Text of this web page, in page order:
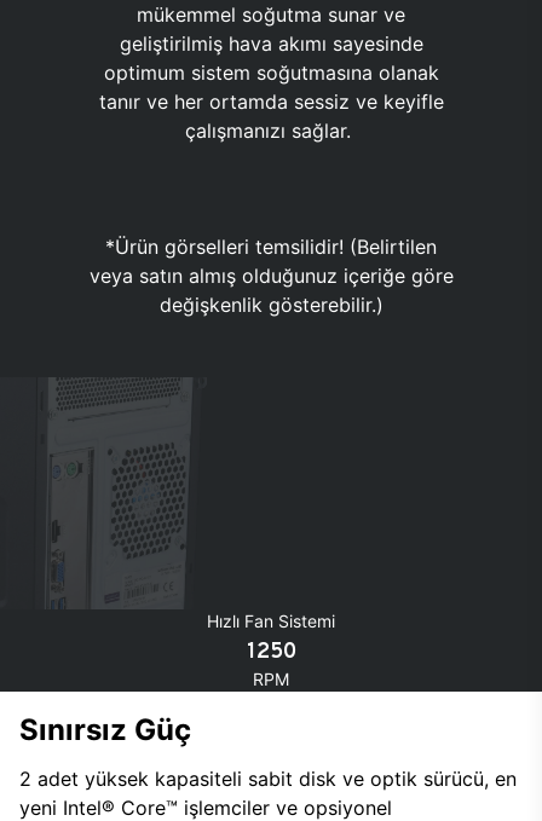
mükemmel soğutma sunar ve
geliştirilmiş hava akımı sayesinde
optimum sistem soğutmasına olanak
tanır ve her ortamda sessiz ve keyifle
çalışmanızı sağlar.
*Ürün görselleri temsilidir! (Belirtilen
veya satın almış olduğunuz içeriğe göre
değişkenlik gösterebilir.)
Hızlı Fan Sistemi
1250
RPM
Sınırsız Güç
2 adet yüksek kapasiteli sabit disk ve optik sürücü, en
yeni Intel® Core™ işlemciler ve opsiyonel